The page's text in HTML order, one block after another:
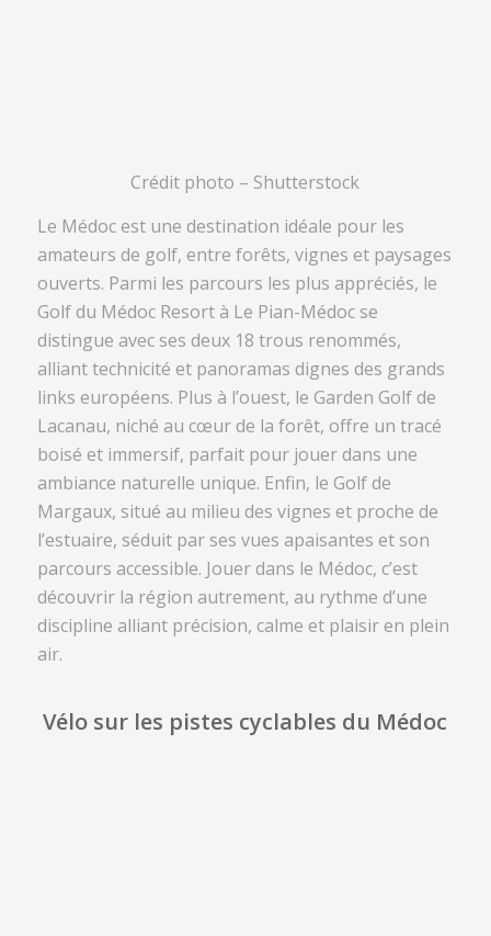
Crédit photo – Shutterstock
Le Médoc est une destination idéale pour les
amateurs de golf, entre forêts, vignes et paysages
ouverts. Parmi les parcours les plus appréciés, le
Golf du Médoc Resort à Le Pian-Médoc se
distingue avec ses deux 18 trous renommés,
alliant technicité et panoramas dignes des grands
links européens. Plus à l’ouest, le Garden Golf de
Lacanau, niché au cœur de la forêt, offre un tracé
boisé et immersif, parfait pour jouer dans une
ambiance naturelle unique. Enfin, le Golf de
Margaux, situé au milieu des vignes et proche de
l’estuaire, séduit par ses vues apaisantes et son
parcours accessible. Jouer dans le Médoc, c’est
découvrir la région autrement, au rythme d’une
discipline alliant précision, calme et plaisir en plein
air.
Vélo sur les pistes cyclables du Médoc